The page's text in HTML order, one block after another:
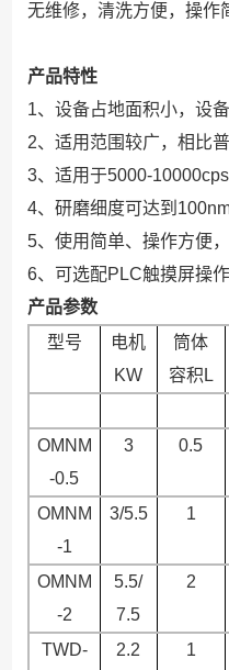
无维修，清洗方便，操作
产品特性
1、设备占地面积小，设
2、适用范围较广，相比
3、适用于5000-10000cps
4、研磨细度可达到100nm
5、使用简单、操作方便
6、可选配PLC触摸屏操作
产品参数
型号
电机
KW
筒体
容积 L
OMNM
-0.5
3 0.5
OMNM
-1
3/5.5 1
OMNM
-2
5.5/
7.5
2
TWD- 2.2 1